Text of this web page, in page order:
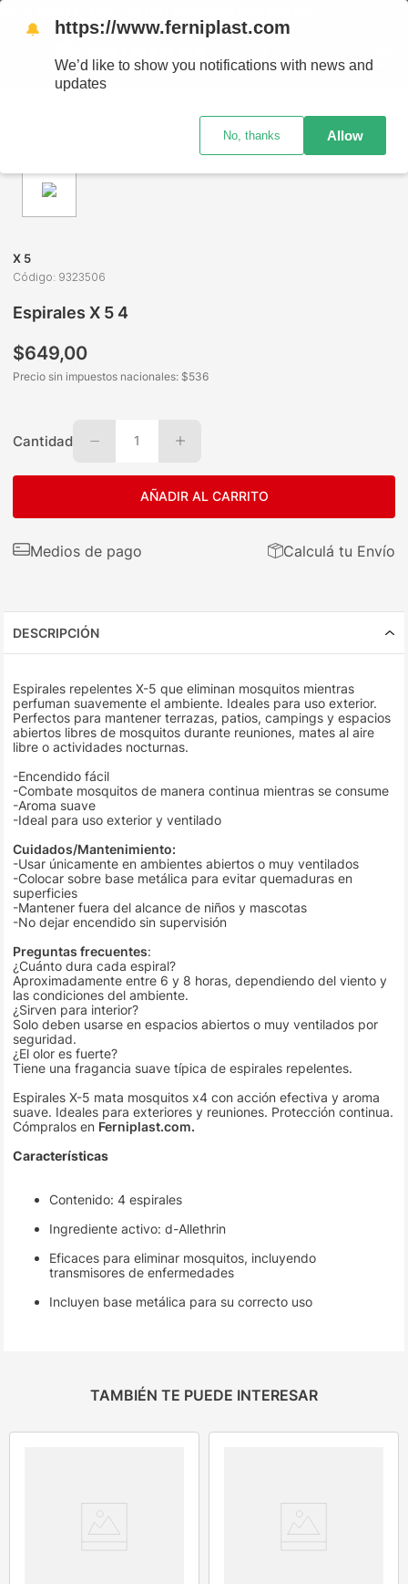
X 5
Código: 9323506
Espirales X 5 4
$649,00
Precio sin impuestos nacionales: $536
Cantidad 1
AÑADIR AL CARRITO
Medios de pago Calculá tu Envío
DESCRIPCIÓN
Espirales repelentes X-5 que eliminan mosquitos mientras
perfuman suavemente el ambiente. Ideales para uso exterior.
Perfectos para mantener terrazas, patios, campings y espacios
abiertos libres de mosquitos durante reuniones, mates al aire
libre o actividades nocturnas.
-Encendido fácil
-Combate mosquitos de manera continua mientras se consume
-Aroma suave
-Ideal para uso exterior y ventilado
Cuidados/Mantenimiento:
-Usar únicamente en ambientes abiertos o muy ventilados
-Colocar sobre base metálica para evitar quemaduras en
superficies
-Mantener fuera del alcance de niños y mascotas
-No dejar encendido sin supervisión
Preguntas frecuentes:
¿Cuánto dura cada espiral?
Aproximadamente entre 6 y 8 horas, dependiendo del viento y
las condiciones del ambiente.
¿Sirven para interior?
Solo deben usarse en espacios abiertos o muy ventilados por
seguridad.
¿El olor es fuerte?
Tiene una fragancia suave típica de espirales repelentes.
Espirales X-5 mata mosquitos x4 con acción efectiva y aroma
suave. Ideales para exteriores y reuniones. Protección continua.
Cómpralos en Ferniplast.com.
Características
Contenido: 4 espirales
Ingrediente activo: d-Allethrin
Eficaces para eliminar mosquitos, incluyendo
transmisores de enfermedades
Incluyen base metálica para su correcto uso
TAMBIÉN TE PUEDE INTERESAR
🔔 https://www.ferniplast.com
We’d like to show you notifications with news and
updates
No, thanks Allow